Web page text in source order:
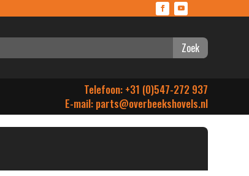
Zoek
Telefoon: +31 (0)547-272 937
E-mail: parts@overbeekshovels.nl